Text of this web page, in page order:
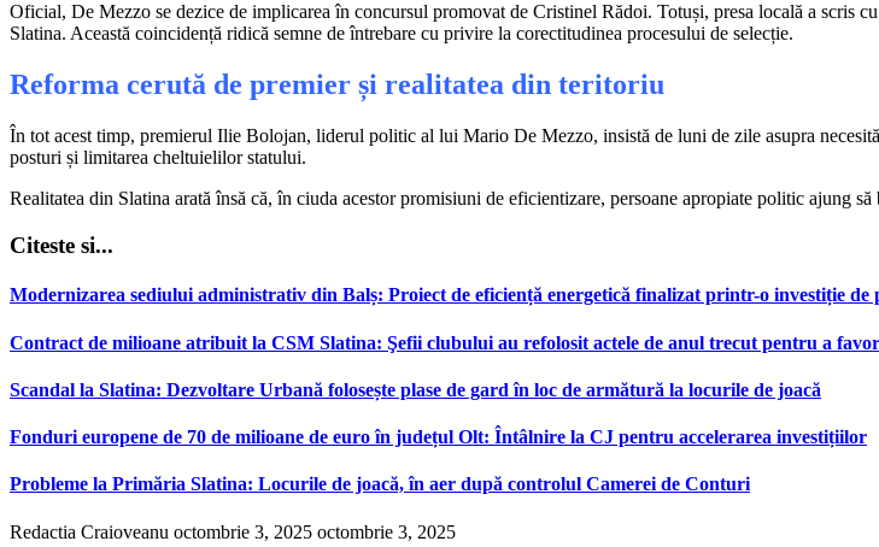
Oficial, De Mezzo se dezice de implicarea în concursul promovat de Cristinel Rădoi. Totuși, presa locală a scris
Slatina. Această coincidență ridică semne de întrebare cu privire la corectitudinea procesului de selecție.
Reforma cerută de premier și realitatea din teritoriu
În tot acest timp, premierul Ilie Bolojan, liderul politic al lui Mario De Mezzo, insistă de luni de zile asupra
posturi și limitarea cheltuielilor statului.
Realitatea din Slatina arată însă că, în ciuda acestor promisiuni de eficientizare, persoane apropiate politic ajung
Citeste si...
Modernizarea sediului administrativ din Balș: Proiect de eficiență energetică finalizat printr-o investiție de
Contract de milioane atribuit la CSM Slatina: Şefii clubului au refolosit actele de anul trecut pentru a
Scandal la Slatina: Dezvoltare Urbană folosește plase de gard în loc de armătură la locurile de joacă
Fonduri europene de 70 de milioane de euro în județul Olt: Întâlnire la CJ pentru accelerarea investițiilor
Probleme la Primăria Slatina: Locurile de joacă, în aer după controlul Camerei de Conturi
Redactia Craioveanu octombrie 3, 2025 octombrie 3, 2025